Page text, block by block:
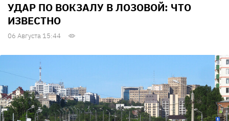
УДАР ПО ВОКЗАЛУ В ЛОЗОВОЙ: ЧТО
ИЗВЕСТНО
06 Августа 15:44